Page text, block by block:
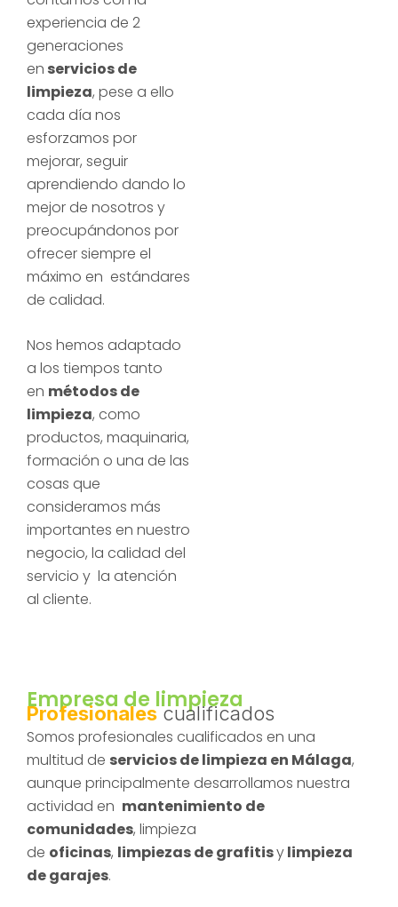
experiencia de 2
generaciones
en servicios de
limpieza, pese a ello
cada día nos
esforzamos por
mejorar, seguir
aprendiendo dando lo
mejor de nosotros y
preocupándonos por
ofrecer siempre el
máximo en estándares
de calidad.
Nos hemos adaptado
a los tiempos tanto
en métodos de
limpieza, como
productos, maquinaria,
formación o una de las
cosas que
consideramos más
importantes en nuestro
negocio, la calidad del
servicio y la atención
al cliente.
Empresa de limpieza
Profesionalescualificados
Somos profesionales cualificados en una
multitud de servicios de limpieza en Málaga,
aunque principalmente desarrollamos nuestra
actividad en mantenimiento de
comunidades, limpieza
de oficinas, limpiezasde grafitisylimpieza
de garajes.